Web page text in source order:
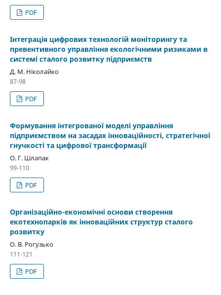
PDF
Інтеграція цифрових технологій моніторингу та
превентивного управління екологічними ризиками в
системі сталого розвитку підприємств
Д. М. Ніколайко
87-98
PDF
Формування інтегрованої моделі управління
підприємством на засадах інноваційності, стратегічної
гнучкості та цифрової трансформації
О. Г. Шлапак
99-110
PDF
Організаційно-економічні основи створення
екотехнопарків як інноваційних структур сталого
розвитку
О. В. Рогузько
111-121
PDF